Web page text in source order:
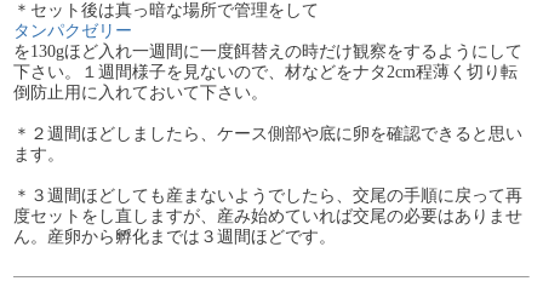
＊セット後は真っ暗な場所で管理をして
タンパクゼリー
を130gほど入れ一週間に一度餌替えの時だけ観察をするようにして
下さい。１週間様子を見ないので、材などをナタ2cm程薄く切り転
倒防止用に入れておいて下さい。
＊２週間ほどしましたら、ケース側部や底に卵を確認できると思い
ます。
＊３週間ほどしても産まないようでしたら、交尾の手順に戻って再
度セットをし直しますが、産み始めていれば交尾の必要はありませ
ん。産卵から孵化までは３週間ほどです。